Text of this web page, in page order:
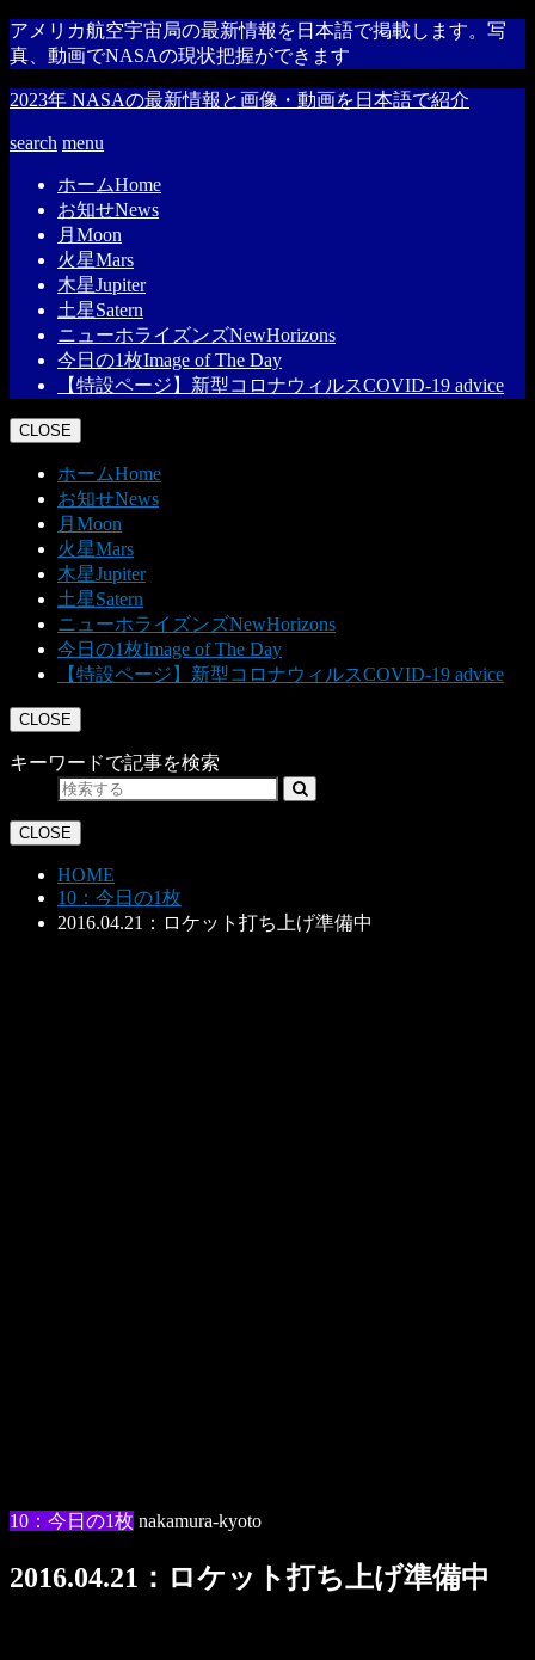
アメリカ航空宇宙局の最新情報を日本語で掲載します。写
真、動画でNASAの現状把握ができます
2023年 NASAの最新情報と画像・動画を日本語で紹介
search menu
ホームHome
お知せNews
月 Moon
火星Mars
木星Jupiter
土星Satern
ニューホライズンズNewHorizons
今日の1枚Image of The Day
【特設ページ】新型コロナウィルスCOVID-19 advice
CLOSE
ホームHome
お知せNews
月 Moon
火星Mars
木星Jupiter
土星Satern
ニューホライズンズNewHorizons
今日の1枚Image of The Day
【特設ページ】新型コロナウィルスCOVID-19 advice
CLOSE
キーワードで記事を検索
CLOSE
HOME
10：今日の1枚
2016.04.21：ロケット打ち上げ準備中
10：今日の1枚 nakamura-kyoto
2016.04.21：ロケット打ち上げ準備中